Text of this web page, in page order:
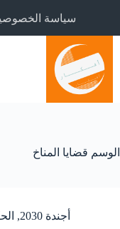
المحتوى
سياسة
الوسم قضايا المناخ
أجندة 2030 ,